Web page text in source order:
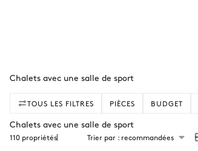
TOUS LES FILTRES PIÈCES BUDGET
Chalets avec une salle de sport
110 propriétés Trier par : recommandées
Chalets avec une salle de sport